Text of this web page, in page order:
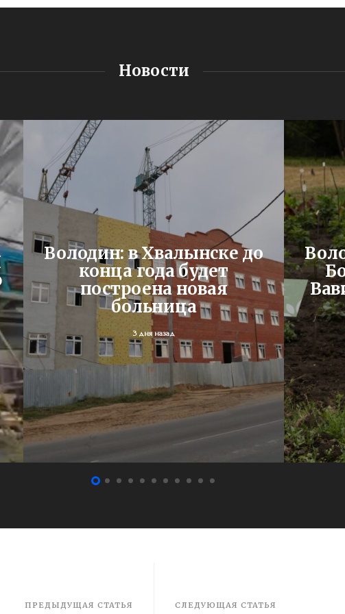
Новости
Володин: в Хвалынске до
конца года будет
построена новая
больница
3 дня назад
ПРЕДЫДУЩАЯ СТАТЬЯ СЛЕДУЮЩАЯ СТАТЬЯ